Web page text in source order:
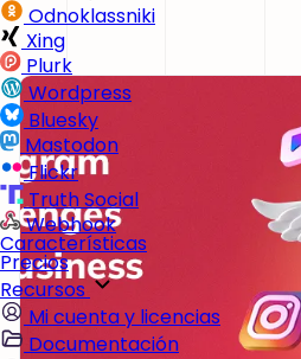
Odnoklassniki
Xing
Plurk
Wordpress
Bluesky
Mastodon
Flickr
Truth Social
Webhook
Características
Precios
Recursos
Mi cuenta y licencias
Documentación